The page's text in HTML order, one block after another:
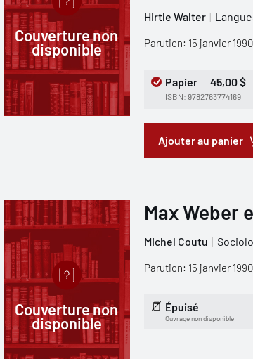
Couverture non
disponible
Hirtle Walter
Parution: 15 janvier 1990
Papier 45,00 $
ISBN: 9782763774169
Ajouter au panier
Couverture non
disponible
Max Weber
Michel Coutu
Parution: 15 janvier 1990
Épuisé
Ouvrage non disponible